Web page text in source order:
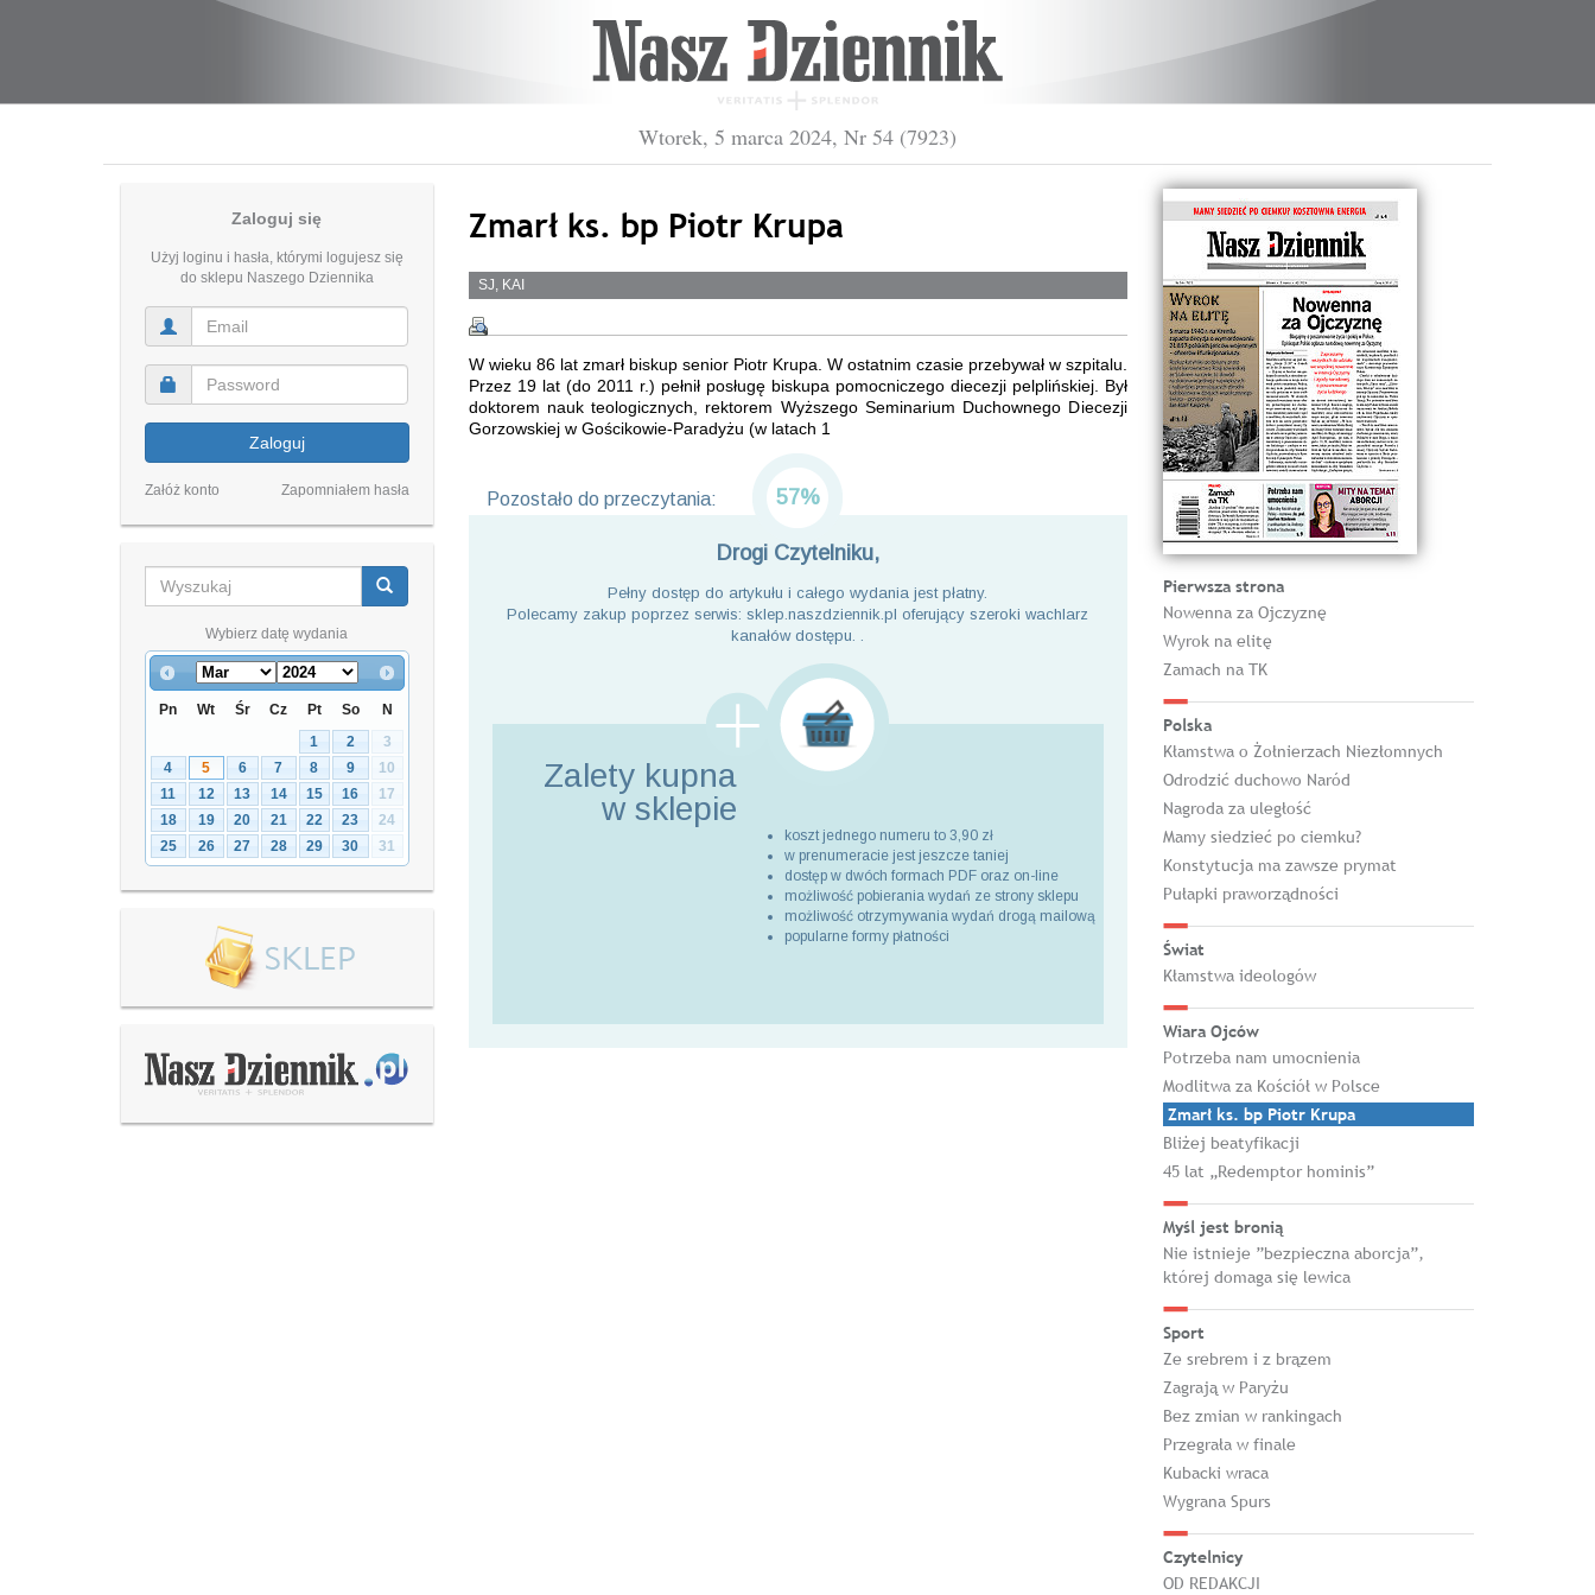
Wtorek, 5 marca 2024, Nr 54 (7923)
Zaloguj się
Użyj loginu i hasła, którymi logujesz się
do sklepu Naszego Dziennika
Zaloguj
Załóż konto Zapomniałem hasła
Wybierz datę wydania
Pn Wt Śr Cz Pt So
N
1
2
3
4
5 6 7 8 9
10
11
12 13 14 15 16
17
18
19 20 21 22 23
24
25
26 27 28 29 30 31
Zmarł ks. bp Piotr Krupa
SJ, KAI
W wieku 86 lat zmarł biskup senior Piotr Krupa. W ostatnim czasie przebywał w szpitalu.
Przez 19 lat (do 2011 r.) pełnił posługę biskupa pomocniczego diecezji pelplińskiej. Był
doktorem nauk teologicznych, rektorem Wyższego Seminarium Duchownego Diecezji
Gorzowskiej w Gościkowie-Paradyżu (w latach 1
Pozostało do przeczytania: 57%
Drogi Czytelniku,
Pełny dostęp do artykułu i całego wydania jest płatny.
Polecamy zakup poprzez serwis: sklep.naszdziennik.pl oferujący szeroki wachlarz
kanałów dostępu. .
Zalety kupna
w sklepie
koszt jednego numeru to 3,90 zł
w prenumeracie jest jeszcze taniej
dostęp w dwóch formach PDF oraz on-line
możliwość pobierania wydań ze strony sklepu
możliwość otrzymywania wydań drogą mailową
popularne formy płatności
Pierwsza strona
Nowenna za Ojczyznę
Wyrok na elitę
Zamach na TK
Polska
Kłamstwa o Żołnierzach Niezłomnych
Odrodzić duchowo Naród
Nagroda za uległość
Mamy siedzieć po ciemku?
Konstytucja ma zawsze prymat
Pułapki praworządności
Świat
Kłamstwa ideologów
Wiara Ojców
Potrzeba nam umocnienia
Modlitwa za Kościół w Polsce
Zmarł ks. bp Piotr Krupa
Bliżej beatyfikacji
45 lat „Redemptor hominis”
Myśl jest bronią
Nie istnieje ”bezpieczna aborcja”,
której domaga się lewica
Sport
Ze srebrem i z brązem
Zagrają w Paryżu
Bez zmian w rankingach
Przegrała w finale
Kubacki wraca
Wygrana Spurs
Czytelnicy
OD REDAKCJI